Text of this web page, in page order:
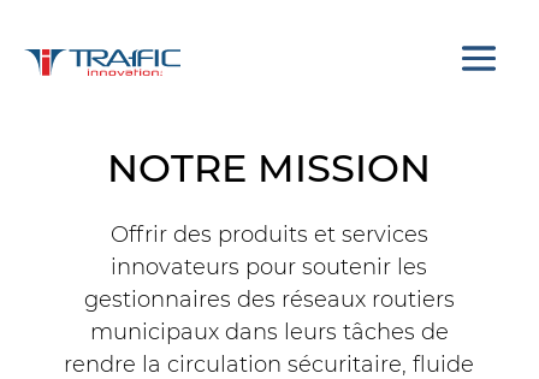
Signalisation électronique
avancée THIN SIGN
NOTRE MISSION
Offrir des produits et services
innovateurs pour soutenir les
gestionnaires des réseaux routiers
municipaux dans leurs tâches de
rendre la circulation sécuritaire, fluide